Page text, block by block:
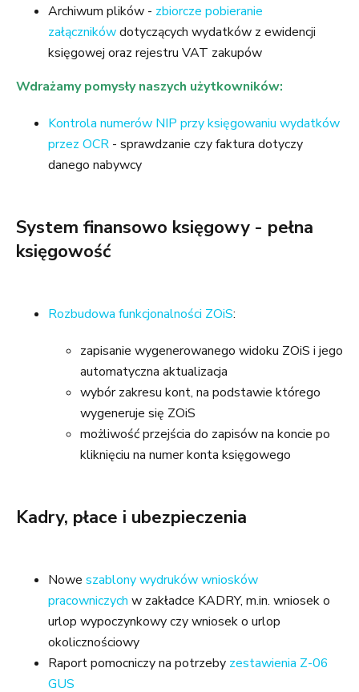
Archiwum plików - zbiorcze pobieranie
załącznikówdotyczących wydatków z ewidencji
księgowej oraz rejestru VAT zakupów
Wdrażamy pomysły naszych użytkowników:
Kontrola numerów NIP przy księgowaniu wydatków
przez OCR - sprawdzanie czy faktura dotyczy
danego nabywcy
System finansowo księgowy - pełna
księgowość
Rozbudowa funkcjonalności ZOiS:
zapisanie wygenerowanego widoku ZOiS i jego
automatyczna aktualizacja
wybór zakresu kont, na podstawie którego
wygeneruje się ZOiS
możliwość przejścia do zapisów na koncie po
kliknięciu na numer konta księgowego
Kadry, płace i ubezpieczenia
Nowe szablony wydruków wniosków
pracowniczych w zakładce KADRY, m.in. wniosek o
urlop wypoczynkowy czy wniosek o urlop
okolicznościowy
Raport pomocniczy na potrzeby zestawienia Z-06
GUS